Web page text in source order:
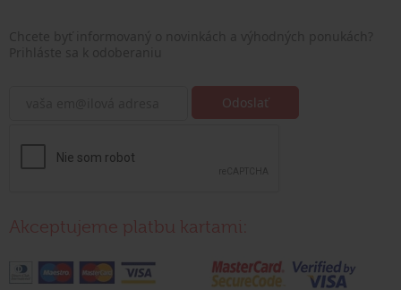
Akceptujeme platbu kartami: